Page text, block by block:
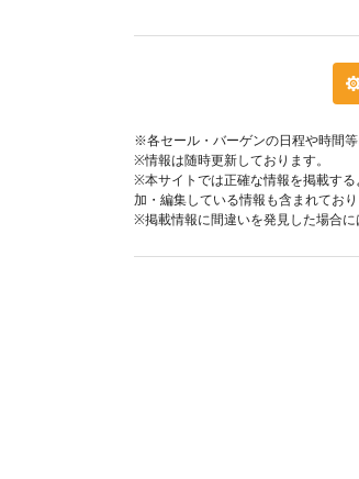
※各セール・バーゲンの日程や時間
※情報は随時更新しております。
※本サイトでは正確な情報を掲載す
加・編集している情報も含まれてお
※掲載情報に間違いを発見した場合に